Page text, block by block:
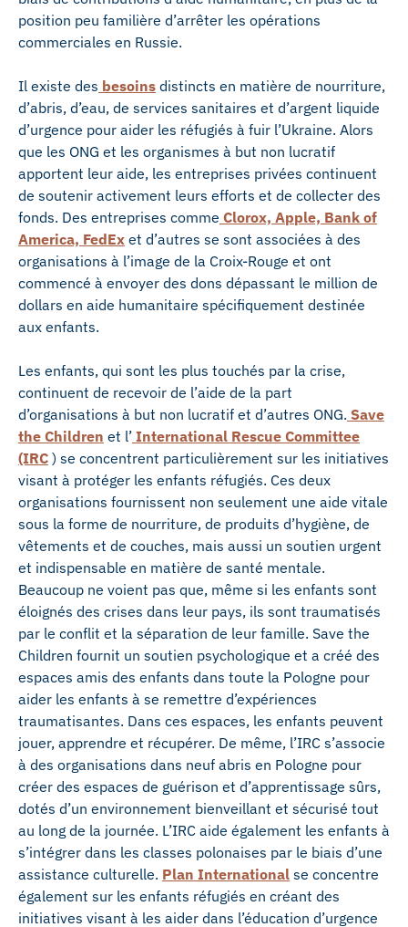
position peu familière d’arrêter les opérations
commerciales en Russie.
Il existe des besoins distincts en matière de nourriture,
d’abris, d’eau, de services sanitaires et d’argent liquide
d’urgence pour aider les réfugiés à fuir l’Ukraine. Alors
que les ONG et les organismes à but non lucratif
apportent leur aide, les entreprises privées continuent
de soutenir activement leurs efforts et de collecter des
fonds. Des entreprises comme Clorox, Apple, Bank of
America, FedEx et d’autres se sont associées à des
organisations à l’image de la Croix-Rouge et ont
commencé à envoyer des dons dépassant le million de
dollars en aide humanitaire spécifiquement destinée
aux enfants.
Les enfants, qui sont les plus touchés par la crise,
continuent de recevoir de l’aide de la part
d’organisations à but non lucratif et d’autres ONG. Save
the Children et l’ International Rescue Committee
(IRC ) se concentrent particulièrement sur les initiatives
visant à protéger les enfants réfugiés. Ces deux
organisations fournissent non seulement une aide vitale
sous la forme de nourriture, de produits d’hygiène, de
vêtements et de couches, mais aussi un soutien urgent
et indispensable en matière de santé mentale.
Beaucoup ne voient pas que, même si les enfants sont
éloignés des crises dans leur pays, ils sont traumatisés
par le conflit et la séparation de leur famille. Save the
Children fournit un soutien psychologique et a créé des
espaces amis des enfants dans toute la Pologne pour
aider les enfants à se remettre d’expériences
traumatisantes. Dans ces espaces, les enfants peuvent
jouer, apprendre et récupérer. De même, l’IRC s’associe
à des organisations dans neuf abris en Pologne pour
créer des espaces de guérison et d’apprentissage sûrs,
dotés d’un environnement bienveillant et sécurisé tout
au long de la journée. L’IRC aide également les enfants à
s’intégrer dans les classes polonaises par le biais d’une
assistance culturelle. Plan International se concentre
également sur les enfants réfugiés en créant des
initiatives visant à les aider dans l’éducation d’urgence